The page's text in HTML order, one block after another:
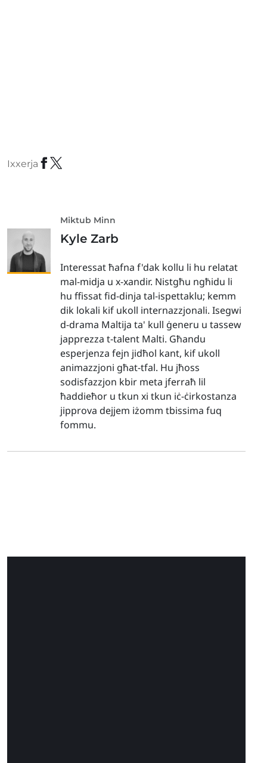
Ixxerja
Miktub Minn
Kyle Zarb
Interessat ħafna f'dak kollu li hu relatat
mal-midja u x-xandir. Nistgħu ngħidu li
hu ffissat fid-dinja tal-ispettaklu; kemm
dik lokali kif ukoll internazzjonali. Isegwi
d-drama Maltija ta' kull ġeneru u tassew
japprezza t-talent Malti. Għandu
esperjenza fejn jidħol kant, kif ukoll
animazzjoni għat-tfal. Hu jħoss
sodisfazzjon kbir meta jferraħ lil
ħaddieħor u tkun xi tkun iċ-ċirkostanza
jipprova dejjem iżomm tbissima fuq
fommu.